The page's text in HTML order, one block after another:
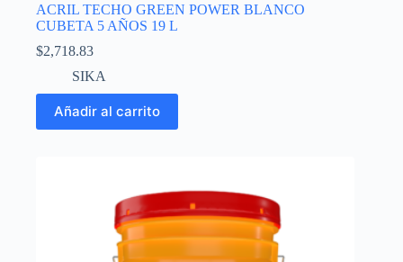
ACRIL TECHO GREEN POWER BLANCO
CUBETA 5 AÑOS 19 L
$2,718.83
SIKA
Añadir al carrito